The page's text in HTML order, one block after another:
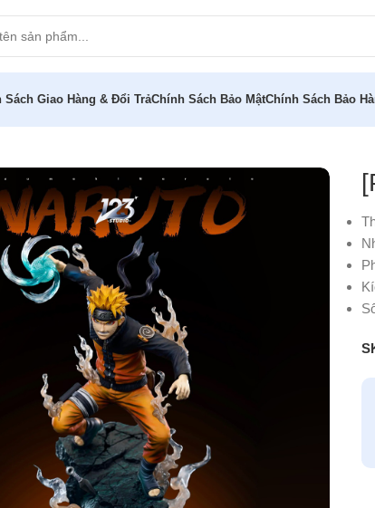
Sách Giao Hàng & Đổi TrảChính Sách Bảo MậtChính Sách Bảo